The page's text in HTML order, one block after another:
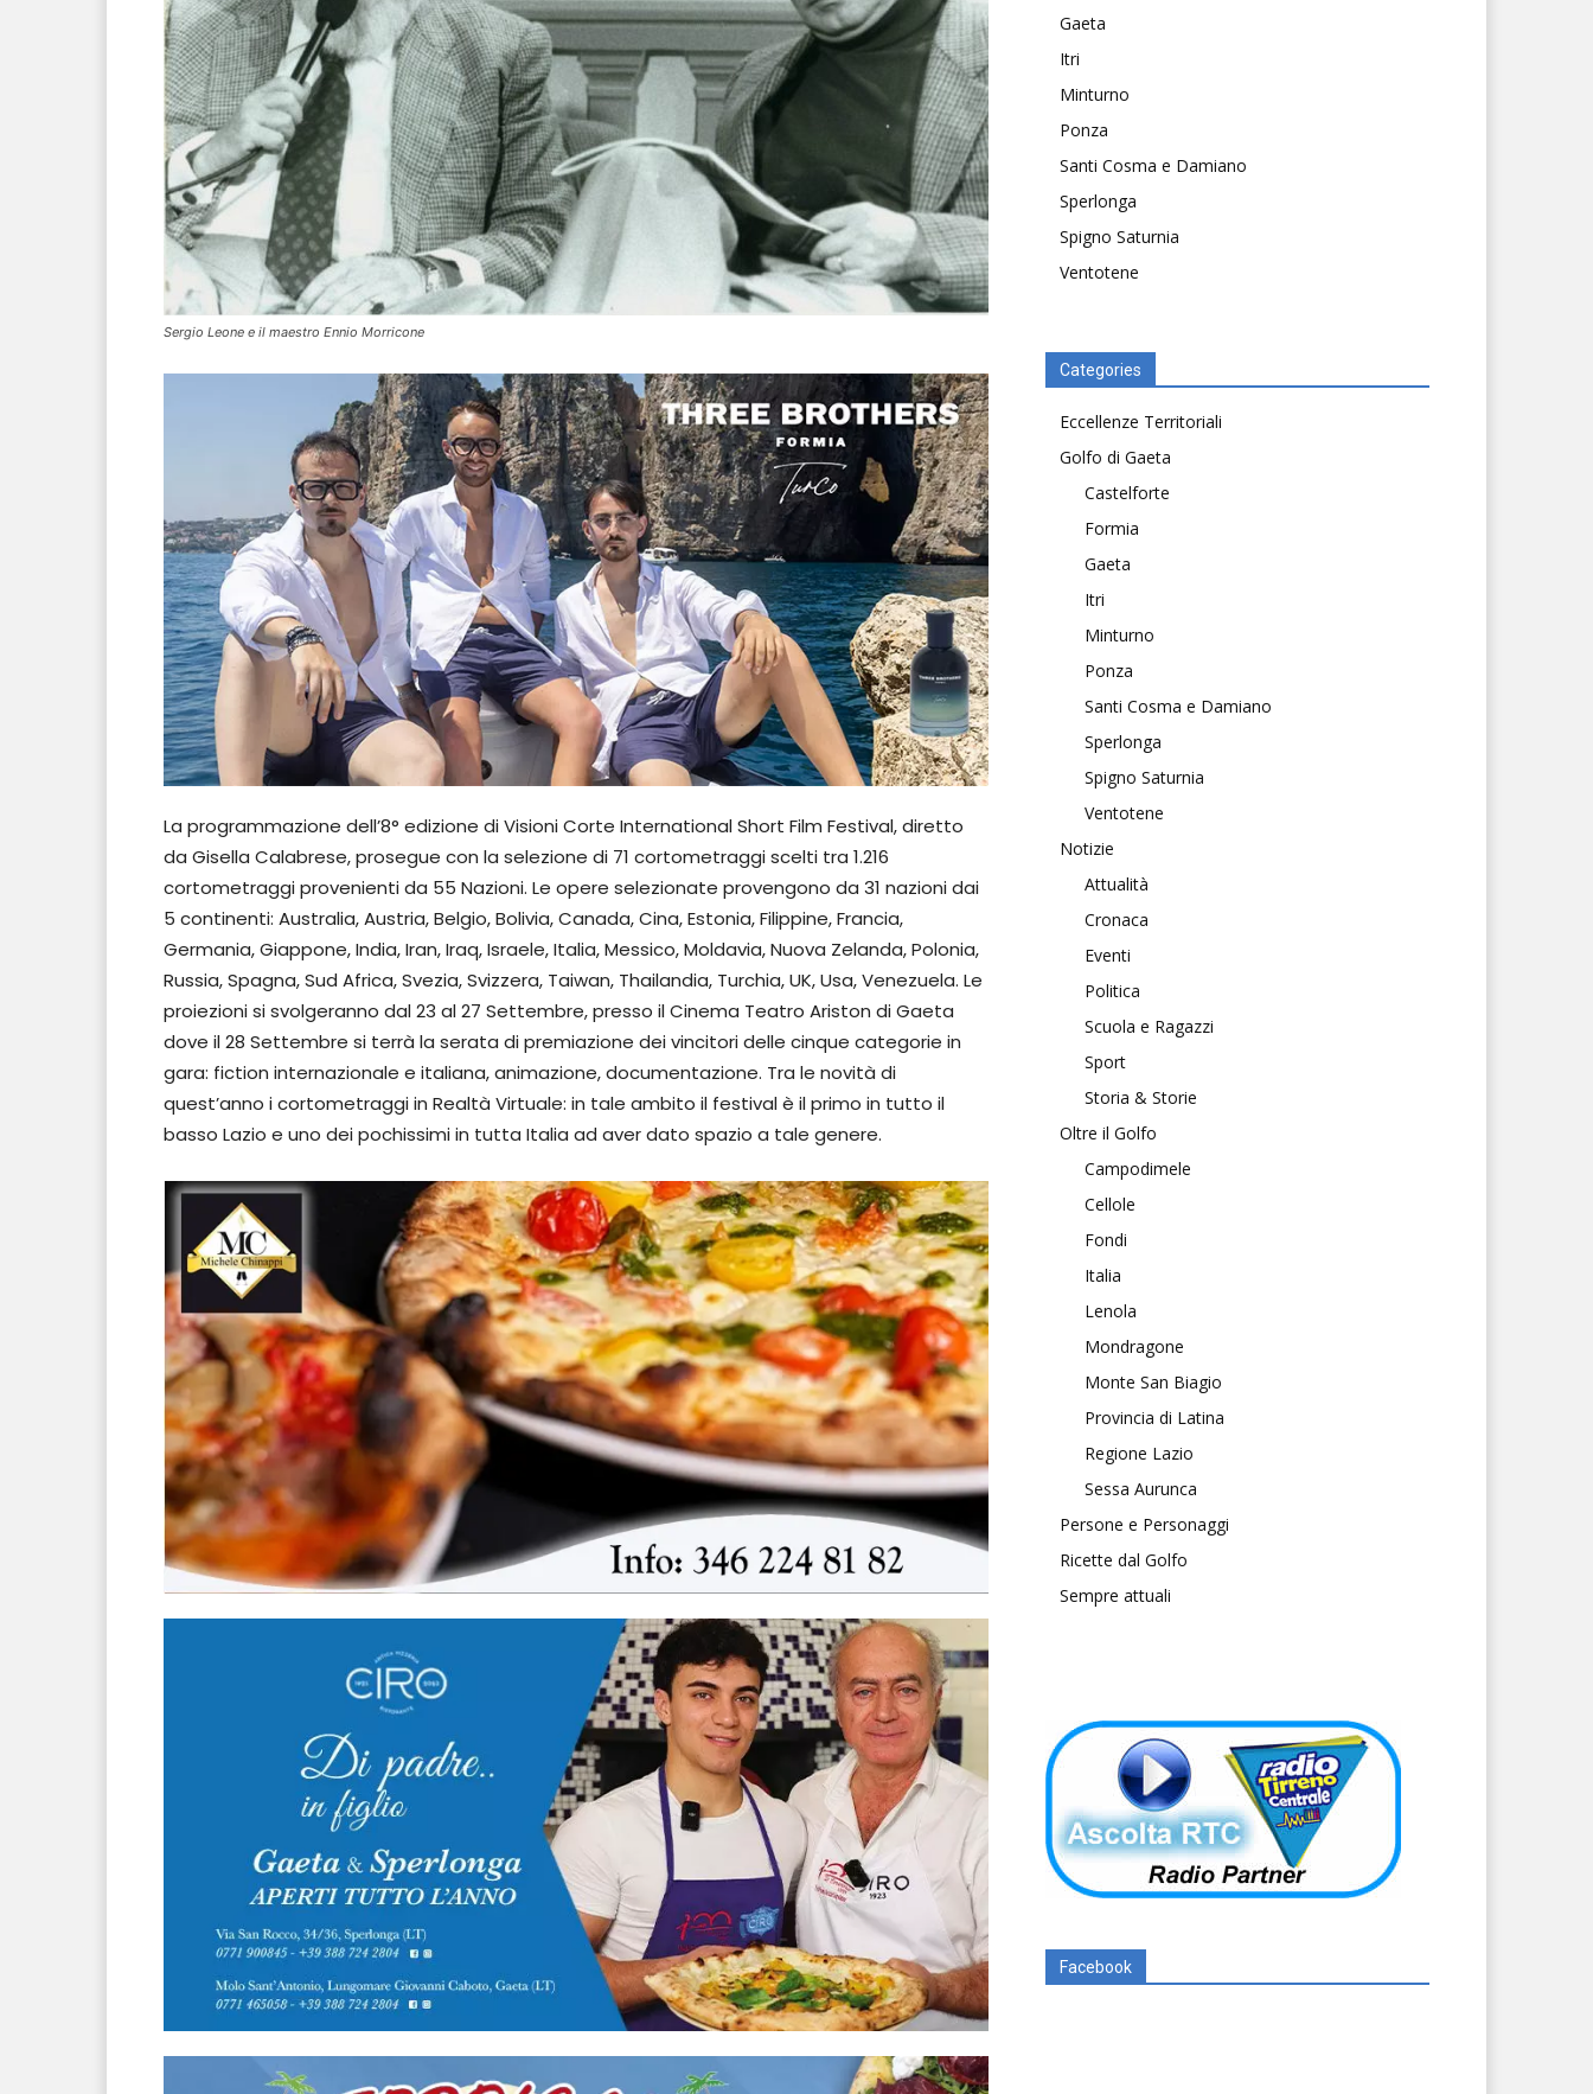
Sergio Leone e il maestro Ennio Morricone
La programmazione dell’8° edizione di Visioni Corte International Short Film Festival, diretto
da Gisella Calabrese, prosegue con la selezione di 71 cortometraggi scelti tra 1.216
cortometraggi provenienti da 55 Nazioni. Le opere selezionate provengono da 31 nazioni dai
5 continenti: Australia, Austria, Belgio, Bolivia, Canada, Cina, Estonia, Filippine, Francia,
Germania, Giappone, India, Iran, Iraq, Israele, Italia, Messico, Moldavia, Nuova Zelanda, Polonia,
Russia, Spagna, Sud Africa, Svezia, Svizzera, Taiwan, Thailandia, Turchia, UK, Usa, Venezuela. Le
proiezioni si svolgeranno dal 23 al 27 Settembre, presso il Cinema Teatro Ariston di Gaeta
dove il 28 Settembre si terrà la serata di premiazione dei vincitori delle cinque categorie in
gara: fiction internazionale e italiana, animazione, documentazione. Tra le novità di
quest’anno i cortometraggi in Realtà Virtuale: in tale ambito il festival è il primo in tutto il
basso Lazio e uno dei pochissimi in tutta Italia ad aver dato spazio a tale genere.
Gaeta
Itri
Minturno
Ponza
Santi Cosma e Damiano
Sperlonga
Spigno Saturnia
Ventotene
Categories
Eccellenze Territoriali
Golfo di Gaeta
Castelforte
Formia
Gaeta
Itri
Minturno
Ponza
Santi Cosma e Damiano
Sperlonga
Spigno Saturnia
Ventotene
Notizie
Attualità
Cronaca
Eventi
Politica
Scuola e Ragazzi
Sport
Storia & Storie
Oltre il Golfo
Campodimele
Cellole
Fondi
Italia
Lenola
Mondragone
Monte San Biagio
Provincia di Latina
Regione Lazio
Sessa Aurunca
Persone e Personaggi
Ricette dal Golfo
Sempre attuali
Facebook